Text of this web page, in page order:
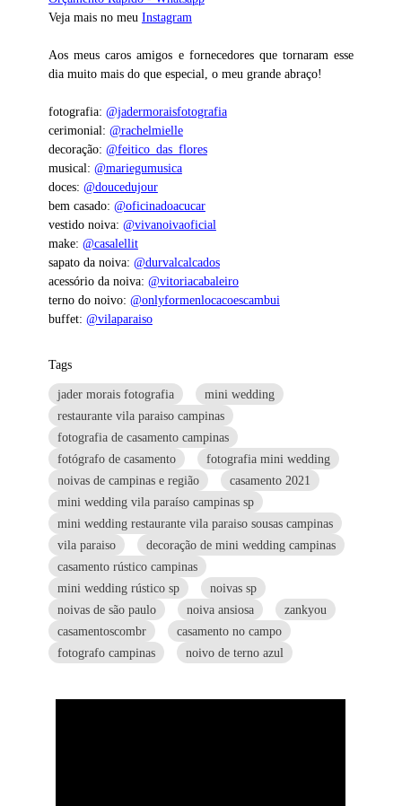
Veja mais no meu Instagram
Aos meus caros amigos e fornecedores que tornaram esse
dia muito mais do que especial, o meu grande abraço!
fotografia: @jadermoraisfotografia
cerimonial: @rachelmielle
decoração: @feitico_das_flores
musical: @mariegumusica
doces: @doucedujour
bem casado: @oficinadoacucar
vestido noiva: @vivanoivaoficial
make: @casalellit
sapato da noiva: @durvalcalcados
acessório da noiva: @vitoriacabaleiro
terno do noivo: @onlyformenlocacoescambui
buffet: @vilaparaiso
Tags
jader morais fotografia
mini wedding
restaurante vila paraiso campinas
fotografia de casamento campinas
fotógrafo de casamento
fotografia mini wedding
noivas de campinas e região
casamento 2021
mini wedding vila paraíso campinas sp
mini wedding restaurante vila paraiso sousas campinas
vila paraiso
decoração de mini wedding campinas
casamento rústico campinas
mini wedding rústico sp
noivas sp
noivas de são paulo
noiva ansiosa
zankyou
casamentoscombr
casamento no campo
fotografo campinas
noivo de terno azul